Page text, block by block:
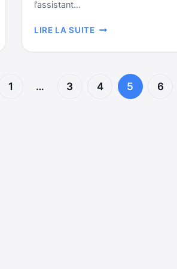
l’assistant…
LIRE LA SUITEL’ASSISTANT
CLEANMYMAC
1 … 3 4 5 6